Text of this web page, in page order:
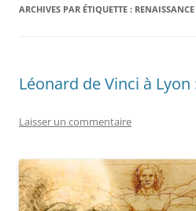
ARCHIVES PAR ÉTIQUETTE : RENAISSANCE
Léonard de Vinci à
Laisser un commentaire